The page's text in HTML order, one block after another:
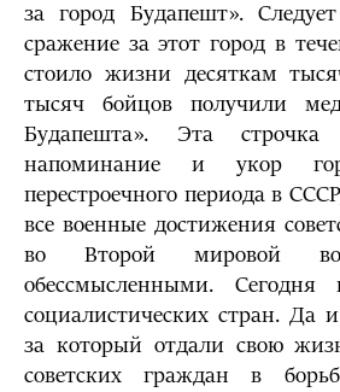
за город Будапешт».
сражение за этот город в
стоило жизни десяткам
тысяч бойцов получили
Будапешта». Эта строчка
напоминание и укор
перестроечного периода в
все военные достижения
во Второй мировой
обессмысленными. Сегодня
социалистических стран. Да
за который отдали свою
советских граждан в